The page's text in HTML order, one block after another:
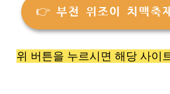
👉 부천 위조이 치맥축
위 버튼을 누르시면 해당 사이